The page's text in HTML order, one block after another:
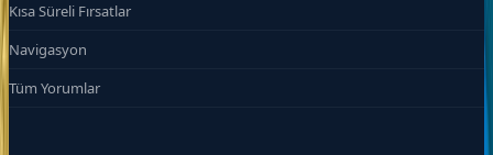
Kısa Süreli Fırsatlar
Navigasyon
Tüm Yorumlar